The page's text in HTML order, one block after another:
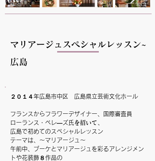
マリアージュスペシャルレッスン~
広島
２０１４年広島市中区 広島県立芸術文化ホール
フランスからフラワーデザイナー、国際審査員
ローランス・ペレ―ズ氏を招いて、
広島で初めてのスペシャルレッスン
テーマは、～マリアージュ～
午前中、ブーケとマリアージュを彩るアレンジメン
トや花装飾８作品の